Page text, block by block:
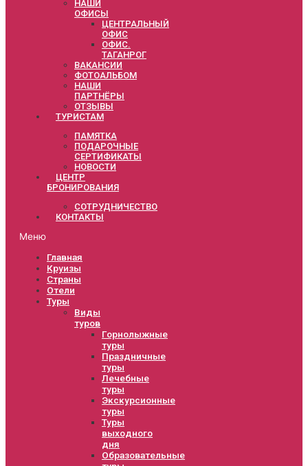
НАШИ
ОФИСЫ
ЦЕНТРАЛЬНЫЙ
ОФИС
ОФИС.
ТАГАНРОГ
ВАКАНСИИ
ФОТОАЛЬБОМ
НАШИ
ПАРТНЁРЫ
ОТЗЫВЫ
ТУРИСТАМ
ПАМЯТКА
ПОДАРОЧНЫЕ
СЕРТИФИКАТЫ
НОВОСТИ
ЦЕНТР
БРОНИРОВАНИЯ
СОТРУДНИЧЕСТВО
КОНТАКТЫ
Меню
Главная
Круизы
Страны
Отели
Туры
Виды
туров
Горнолыжные
туры
Праздничные
туры
Лечебные
туры
Экскурсионные
туры
Туры
выходного
дня
Образовательные